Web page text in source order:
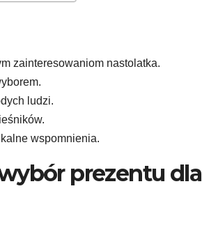
zainteresowaniom nastolatka.
ludzi.
wspomnienia.
prezentu dla